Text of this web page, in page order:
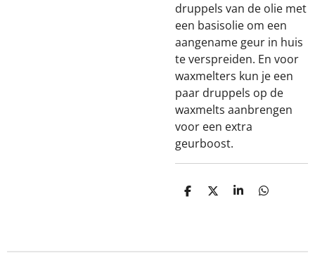
druppels van de olie met
een basisolie om een
aangename geur in huis
te verspreiden. En voor
waxmelters kun je een
paar druppels op de
waxmelts aanbrengen
voor een extra
geurboost.
D
D
S
D